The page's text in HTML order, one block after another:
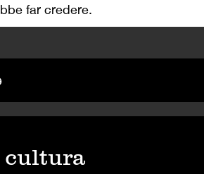
far credere.
cultura